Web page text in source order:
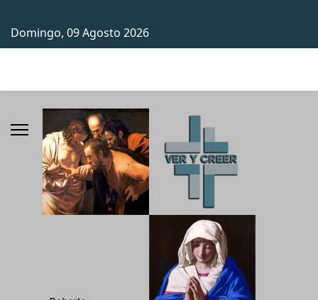
Domingo, 09 Agosto 2026